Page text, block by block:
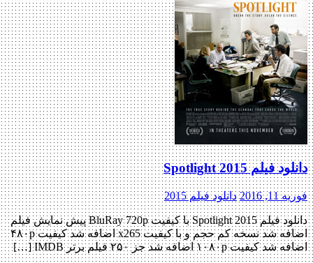
دانلود فیلم Spotlight 2015
فوریه 11, 2016 دانلود فیلم 2015
دانلود فیلم Spotlight 2015 با کیفیت BluRay 720p پیش نمایش فیلم
اضافه شد نسخه کم حجم و با کیفیت x265 اضافه شد کیفیت ۴۸۰p
اضافه شد کیفیت ۱۰۸۰p اضافه شد جز ۲۵۰ فیلم برتر IMDB […]